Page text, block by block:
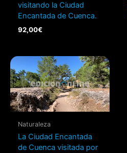
visitando la Ciudad
Encantada de Cuenca.
92,00€
Naturaleza
La Ciudad Encantada
de Cuenca visitada por